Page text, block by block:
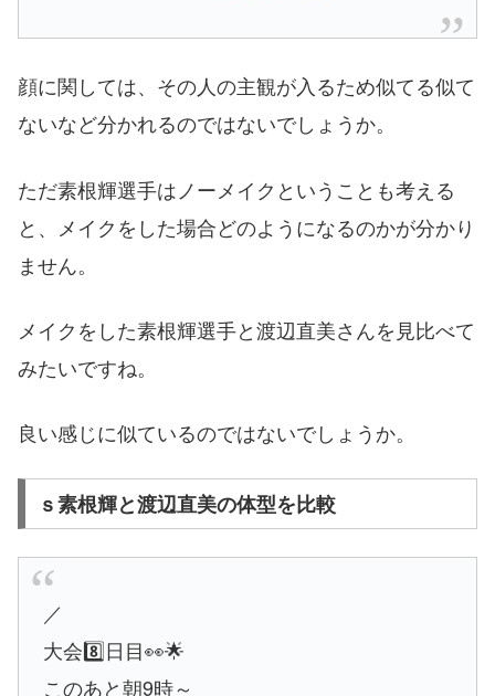
顔に関しては、その人の主観が入るため似てる似て
ないなど分かれるのではないでしょうか。
ただ素根輝選手はノーメイクということも考える
と、メイクをした場合どのようになるのかが分かり
ません。
メイクをした素根輝選手と渡辺直美さんを見比べて
みたいですね。
良い感じに似ているのではないでしょうか。
ｓ素根輝と渡辺直美の体型を比較
／
大会8️⃣日目👀🌟
このあと朝9時～